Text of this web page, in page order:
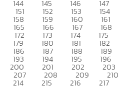
144 145 146 147
151 152 153 154
158 159 160 161
165 166 167 168
172 173 174 175
179 180 181 182
186 187 188 189
193 194 195 196
200 201 202 203
207 208 209 210
214 215 216 217